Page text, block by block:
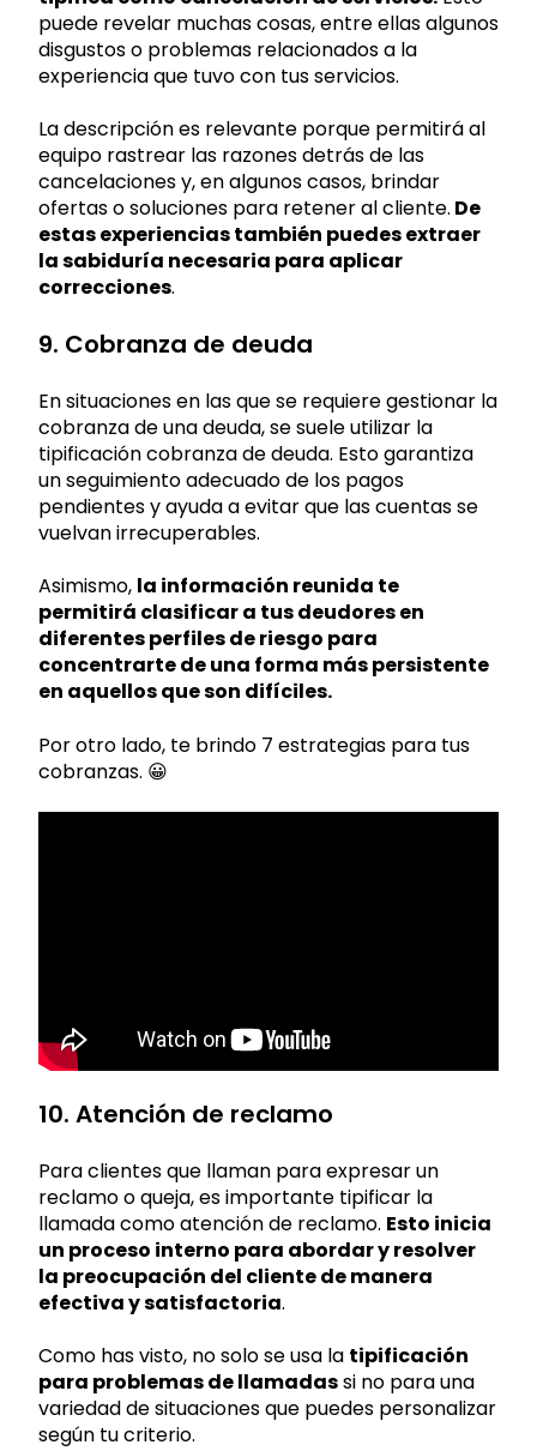
puede revelar muchas cosas, entre ellas algunos
disgustos o problemas relacionados a la
experiencia que tuvo con tus servicios.
La descripción es relevante porque permitirá al
equipo rastrear las razones detrás de las
cancelaciones y, en algunos casos, brindar
ofertas o soluciones para retener al cliente. De
estas experiencias también puedes extraer
la sabiduría necesaria para aplicar
correcciones.
9. Cobranza de deuda
En situaciones en las que se requiere gestionar la
cobranza de una deuda, se suele utilizar la
tipificación cobranza de deuda. Esto garantiza
un seguimiento adecuado de los pagos
pendientes y ayuda a evitar que las cuentas se
vuelvan irrecuperables.
Asimismo, la información reunida te
permitirá clasificar a tus deudores en
diferentes perfiles de riesgo para
concentrarte de una forma más persistente
en aquellos que son difíciles.
Por otro lado, te brindo 7 estrategias para tus
cobranzas. 😀
10. Atención de reclamo
Para clientes que llaman para expresar un
reclamo o queja, es importante tipificar la
llamada como atención de reclamo. Esto inicia
un proceso interno para abordar y resolver
la preocupación del cliente de manera
efectiva y satisfactoria.
Como has visto, no solo se usa la tipificación
para problemas de llamadassi no para una
variedad de situaciones que puedes personalizar
según tu criterio.